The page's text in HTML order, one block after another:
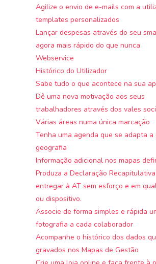
Agilize o envio de e-mails com a
templates personalizados
Lançar despesas através do seu
agora mais rápido do que nunca
Webservice
Histórico do Utilizador
Sabe tudo o que acontece na sua
Dê uma nova motivação aos seus
trabalhadores através dos vales
Várias áreas numa única marcação
Tenha uma agenda que se adapta
geografia
Informação adicional nos mapas
Produza a Declaração
entregar à AT sem esforço e em
ou dispositivo.
Associe de forma simples e rápida
fotografia a cada colaborador
Acompanhe o histórico dos dados
gravados nos Mapas de Gestão